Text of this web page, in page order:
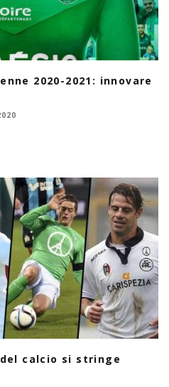
2020-2021: innovare
calcio si stringe